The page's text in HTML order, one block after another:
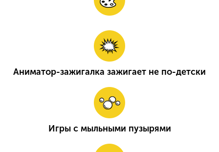
Аниматор-зажигалка зажигает не по-детски
Игры с мыльными пузырями